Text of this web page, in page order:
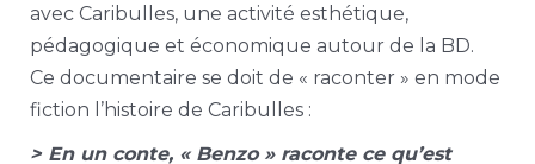
avec Caribulles, une activité esthétique,
pédagogique et économique autour de la BD.
Ce documentaire se doit de « raconter » en mode
fiction l’histoire de Caribulles :
> En un conte, « Benzo » raconte ce qu’est